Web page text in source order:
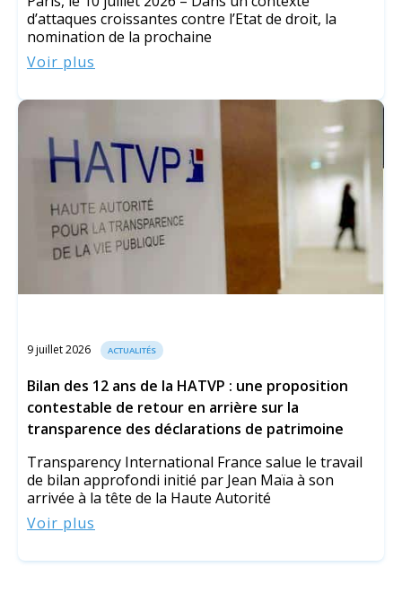
d’attaques croissantes contre l’Etat de droit, la
nomination de la prochaine
Voir plus
9 juillet 2026 ACTUALITÉS
Bilan des 12 ans de la HATVP : une proposition
contestable de retour en arrière sur la
transparence des déclarations de patrimoine
Transparency International France salue le travail
de bilan approfondi initié par Jean Maïa à son
arrivée à la tête de la Haute Autorité
Voir plus